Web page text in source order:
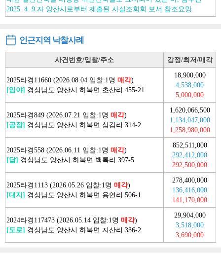
2025. 4. 9.자 양산시로부터 제출된 사실조회회 보서 참조요망
인근지역 낙찰사례
사건번호/입찰/주소 감정/최저/매각
2025타경11660 (2026.08.04 입찰:1명 매각)
[임야] 경상남도 양산시 하북면 초산리 455-21
18,900,000
4,538,000
5,000,000
2025타경849 (2026.07.21 입찰:1명 매각)
[공장] 경상남도 양산시 하북면 삼감리 314-2
1,620,066,500
1,134,047,000
1,258,980,000
2025타경558 (2026.06.11 입찰:1명 매각)
[답] 경상남도 양산시 하북면 백록리 397-5
852,511,000
292,412,000
292,500,000
2025타경1113 (2026.05.26 입찰:1명 매각)
[대지] 경상남도 양산시 하북면 용연리 506-1
278,400,000
136,416,000
141,170,000
2024타경117473 (2026.05.14 입찰:1명 매각)
[도로] 경상남도 양산시 하북면 지산리 336-2
29,904,000
3,518,000
3,690,000